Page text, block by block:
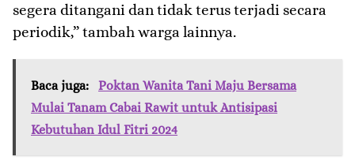
segera ditangani dan tidak terus terjadi secara
periodik,” tambah warga lainnya.
Baca juga:
Poktan Wanita Tani Maju Bersama
Mulai Tanam Cabai Rawit untuk Antisipasi
Kebutuhan Idul Fitri 2024